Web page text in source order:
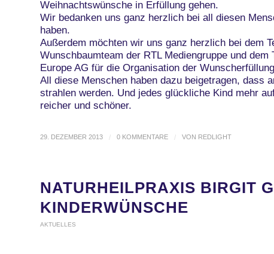
Weihnachtswünsche in Erfüllung gehen.
Wir bedanken uns ganz herzlich bei all diesen
haben.
Außerdem möchten wir uns ganz herzlich bei dem
Wunschbaumteam der RTL Mediengruppe und
Europe AG für die Organisation der
All diese Menschen haben dazu beigetragen, dass
strahlen werden. Und jedes glückliche Kind mehr
reicher und schöner.
29. DEZEMBER 2013 / 0 KOMMENTARE / VON REDLIGHT
NATURHEILPRAXIS BIRGIT
KINDERWÜNSCHE
AKTUELLES